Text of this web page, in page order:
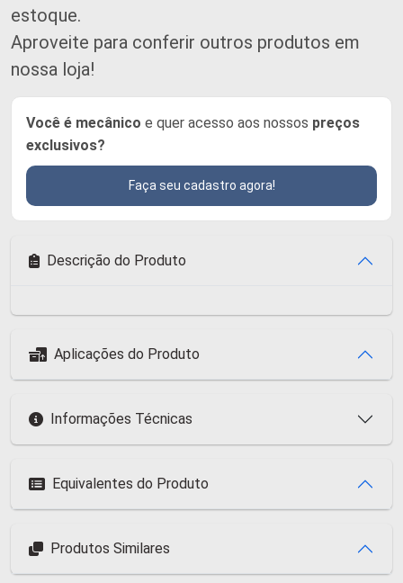
estoque.
Aproveite para conferir outros produtos em
nossa loja!
Você é mecânico e quer acesso aos nossos preços
exclusivos?
Faça seu cadastro agora!
Descrição do Produto
Aplicações do Produto
Informações Técnicas
Equivalentes do Produto
Produtos Similares